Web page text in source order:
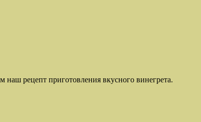
рецепт приготовления вкусного винегрета.